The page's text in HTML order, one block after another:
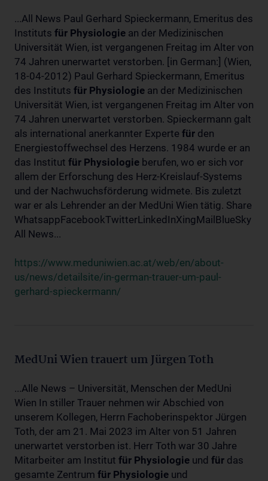
...All News Paul Gerhard Spieckermann, Emeritus des
Instituts für Physiologie an der Medizinischen
Universität Wien, ist vergangenen Freitag im Alter von
74 Jahren unerwartet verstorben. [in German:] (Wien,
18-04-2012) Paul Gerhard Spieckermann, Emeritus
des Instituts für Physiologie an der Medizinischen
Universität Wien, ist vergangenen Freitag im Alter von
74 Jahren unerwartet verstorben. Spieckermann galt
als international anerkannter Experte für den
Energiestoffwechsel des Herzens. 1984 wurde er an
das Institut für Physiologie berufen, wo er sich vor
allem der Erforschung des Herz-Kreislauf-Systems
und der Nachwuchsförderung widmete. Bis zuletzt
war er als Lehrender an der MedUni Wien tätig. Share
WhatsappFacebookTwitterLinkedInXingMailBlueSky
All News...
https://www.meduniwien.ac.at/web/en/about-
us/news/detailsite/in-german-trauer-um-paul-
gerhard-spieckermann/
MedUni Wien trauert um Jürgen Toth
...Alle News – Universität, Menschen der MedUni
Wien In stiller Trauer nehmen wir Abschied von
unserem Kollegen, Herrn Fachoberinspektor Jürgen
Toth, der am 21. Mai 2023 im Alter von 51 Jahren
unerwartet verstorben ist. Herr Toth war 30 Jahre
Mitarbeiter am Institut für Physiologie und für das
gesamte Zentrum für Physiologie und